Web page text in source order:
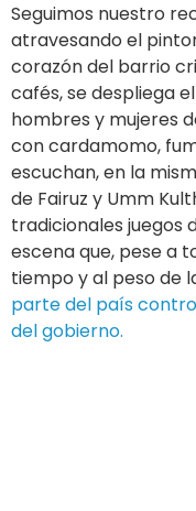
Seguimos nuestro
atravesando el
corazón del barrio
cafés, se despliega
hombres y mujeres
con cardamomo,
escuchan, en la
de Fairuz y Umm
tradicionales juegos
escena que, pese a
tiempo y al peso de
parte del país
del gobierno.